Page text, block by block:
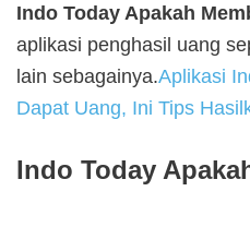
Indo Today Apakah
aplikasi penghasil uang
lain sebagainya.Aplikasi
Dapat Uang, Ini Tips
Indo Today